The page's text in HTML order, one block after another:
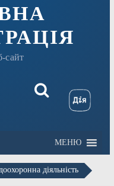
сайт
МЕНЮ
діяльність